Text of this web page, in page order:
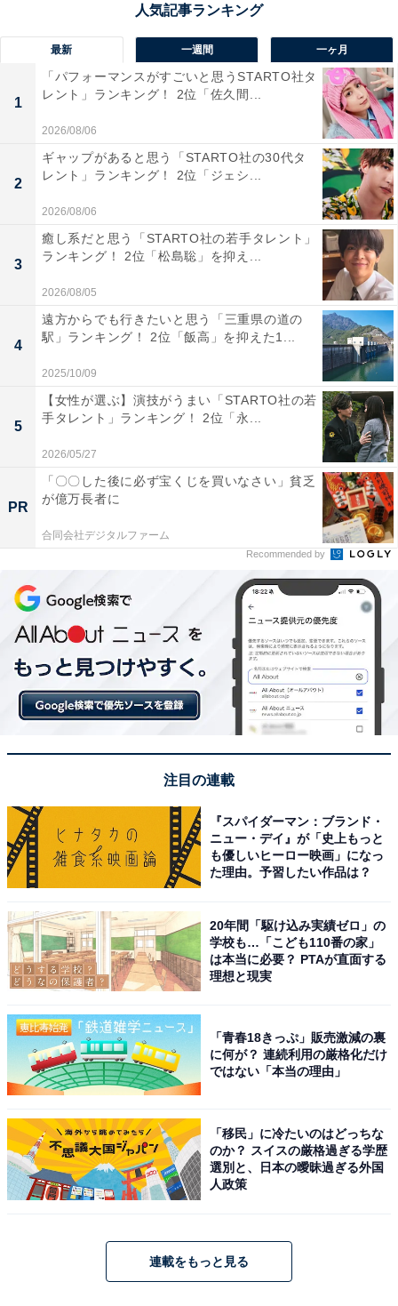
1位：門脇麦（アメリカ・ニューヨーク）／102票
View this post on Instagram
A post shared by 親愛なる僕へ殺意をこめて (@shinboku_cx)
1位に選ばれたのは門脇麦さんでした。門脇さんは、
2011年に放送されたドラマ『美咲ナンバーワン!!』（日
本テレビ系）で俳優デビュー。その後、映画で体当たり
演技を見せるなどして、着実に人気を獲得します。演技
派として知られ、映画やドラマだけでなく舞台でも活
躍。2020年にはNHK大河ドラマ『麒麟がくる』でヒロイ
ンを務めるなど、どんな人物でも演じられる表現力を持
った俳優です。
そんな門脇さんは、父の仕事の関係でアメリカ・ニュー
し、その後は東京で育った経歴の持ち主です。
最新 一週間 一ヶ月
1
「パフォーマンスがすごいと思うSTARTO社タ
レント」ランキング！ 2位「佐久間...
2026/08/06
2
ギャップがあると思う「STARTO社の30代タ
レント」ランキング！ 2位「ジェシ...
2026/08/06
3
癒し系だと思う「STARTO社の若手タレント」
ランキング！ 2位「松島聡」を抑え...
2026/08/05
4
遠方からでも行きたいと思う「三重県の道の
駅」ランキング！ 2位「飯高」を抑えた1...
2025/10/09
5
【女性が選ぶ】演技がうまい「STARTO社の若
手タレント」ランキング！ 2位「永...
2026/05/27
PR
「〇〇した後に必ず宝くじを買いなさい」貧乏
が億万長者に
合同会社デジタルファーム
Recommended by
注目の連載
『スパイダーマン：ブランド・
ニュー・デイ』が「史上もっと
も優しいヒーロー映画」になっ
た理由。予習したい作品は？
20年間「駆け込み実績ゼロ」の
学校も…「こども110番の家」
は本当に必要？ PTAが直面する
理想と現実
「青春18きっぷ」販売激減の裏
に何が？ 連続利用の厳格化だけ
ではない「本当の理由」
「移民」に冷たいのはどっちな
のか？ スイスの厳格過ぎる学歴
選別と、日本の曖昧過ぎる外国
人政策
連載をもっと見る